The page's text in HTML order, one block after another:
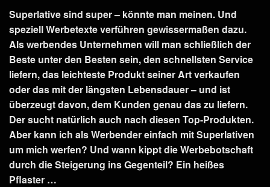
Superlative sind super – könnte man meinen. Und
speziell Werbetexte verführen gewissermaßen dazu.
Als werbendes Unternehmen will man schließlich der
Beste unter den Besten sein, den schnellsten Service
liefern, das leichteste Produkt seiner Art verkaufen
oder das mit der längsten Lebensdauer – und ist
überzeugt davon, dem Kunden genau das zu liefern.
Der sucht natürlich auch nach diesen Top-Produkten.
Aber kann ich als Werbender einfach mit Superlativen
um mich werfen? Und wann kippt die Werbebotschaft
durch die Steigerung ins Gegenteil? Ein heißes
Pflaster …